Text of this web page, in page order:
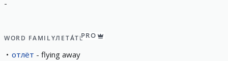
-
WORD FAMILYЛЕТА́ТЬPRO
отлёт flying away